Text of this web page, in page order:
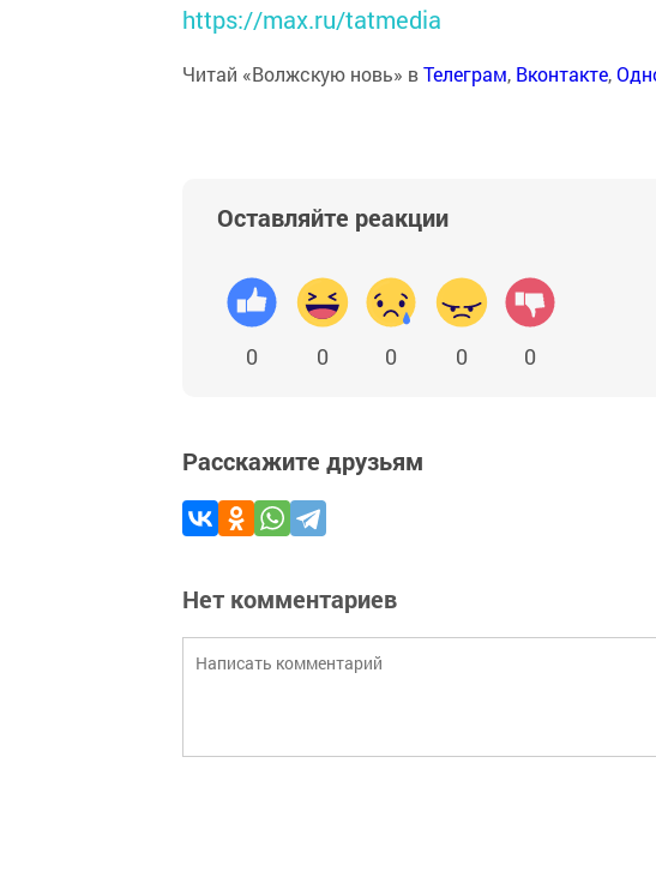
https://max.ru/tatmedia
Читай «Волжскую новь» вТелеграм, Вконтакте,
Оставляйте реакции
0 0 0 0 0
Расскажите друзьям
Нет комментариев